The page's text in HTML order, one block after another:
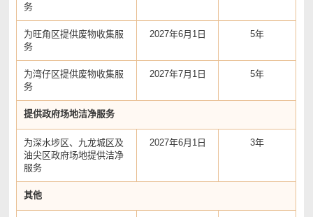
务
为旺角区提供废物收集服
务
2027年6月1日 5年
为湾仔区提供废物收集服
务
2027年7月1日 5年
提供政府场地洁净服务
为深水埗区、九龙城区及
油尖区政府场地提供洁净
服务
2027年6月1日 3年
其他